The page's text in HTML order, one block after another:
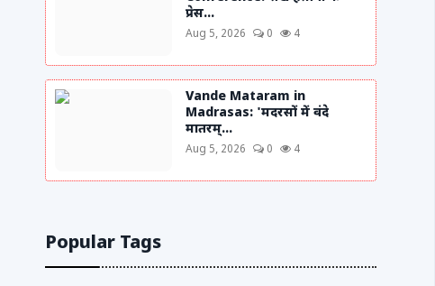
प्रेस...
Aug 5, 2026 0 4
Vande Mataram in
Madrasas: 'मदरसों में वंदे
मातरम्...
Aug 5, 2026 0 4
Popular Tags